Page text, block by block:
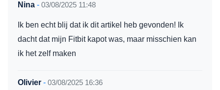
Nina - 03/08/2025 11:48
Ik ben echt blij dat ik dit artikel heb gevonden! Ik
dacht dat mijn Fitbit kapot was, maar misschien kan
ik het zelf maken
Olivier - 03/08/2025 16:36